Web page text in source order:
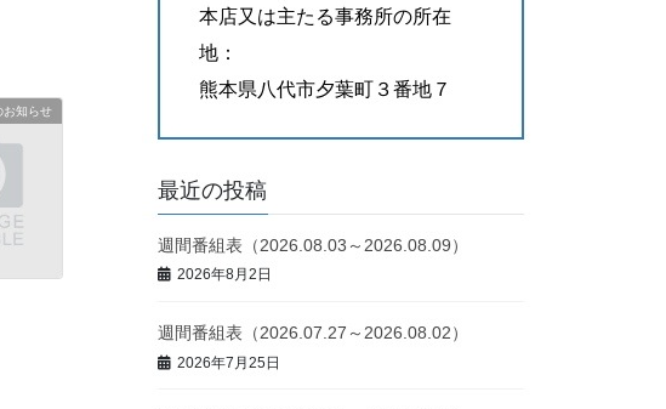
お知らせ
本店又は主たる事務所の所在
地：
熊本県八代市夕葉町３番地７
最近の投稿
週間番組表（2026.08.03～2026.08.09）
2026年8月2日
週間番組表（2026.07.27～2026.08.02）
2026年7月25日